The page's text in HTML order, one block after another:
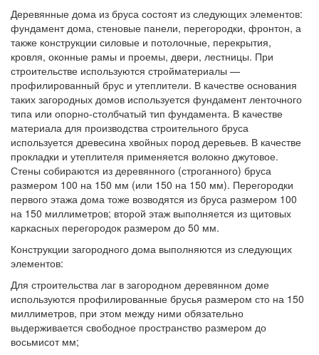
Деревянные дома из бруса состоят из следующих элементов:
фундамент дома, стеновые панели, перегородки, фронтон, а
также конструкции силовые и потолочные, перекрытия,
кровля, оконные рамы и проемы, двери, лестницы. При
строительстве используются стройматериалы —
профилированный брус и утеплители. В качестве основания
таких загородных домов используется фундамент ленточного
типа или опорно-столбчатый тип фундамента. В качестве
материала для производства строительного бруса
используется древесина хвойных пород деревьев. В качестве
прокладки и утеплителя применяется волокно джутовое.
Стены собираются из деревянного (строганного) бруса
размером 100 на 150 мм (или 150 на 150 мм). Перегородки
первого этажа дома тоже возводятся из бруса размером 100
на 150 миллиметров; второй этаж выполняется из щитовых
каркасных перегородок размером до 50 мм.
Конструкции загородного дома выполняются из следующих
элементов:
Для строительства лаг в загородном деревянном доме
используются профилированные брусья размером сто на 150
миллиметров, при этом между ними обязательно
выдерживается свободное пространство размером до
восьмисот мм;